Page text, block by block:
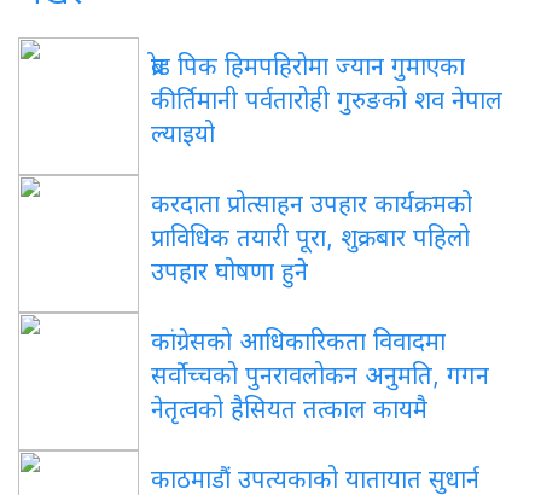
ब्रोड पिक हिमपहिरोमा ज्यान गुमाएका
कीर्तिमानी पर्वतारोही गुरुङको शव नेपाल
ल्याइयो
करदाता प्रोत्साहन उपहार कार्यक्रमको
प्राविधिक तयारी पूरा, शुक्रबार पहिलो
उपहार घोषणा हुने
कांग्रेसको आधिकारिकता विवादमा
सर्वोच्चको पुनरावलोकन अनुमति, गगन
नेतृत्वको हैसियत तत्काल कायमै
काठमाडौं उपत्यकाको यातायात सुधार्न